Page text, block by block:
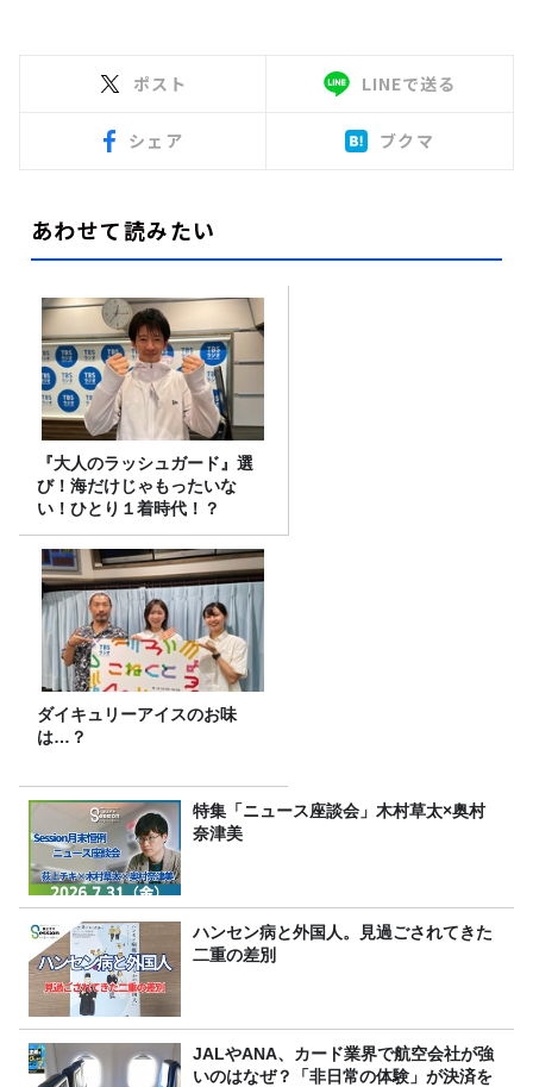
ポスト LINEで送る
シェア ブクマ
あわせて読みたい
『大人のラッシュガード』選
び！海だけじゃもったいな
い！ひとり１着時代！？
ダイキュリーアイスのお味
は…？
特集「ニュース座談会」木村草太×奥村
奈津美
ハンセン病と外国人。見過ごされてきた
二重の差別
JALやANA、カード業界で航空会社が強
いのはなぜ？「非日常の体験」が決済を